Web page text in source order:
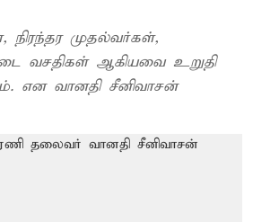
நிரந்தர முதல்வர்கள்,
வசதிகள் ஆகியவை உறுதி
என வானதி சீனிவாசன்